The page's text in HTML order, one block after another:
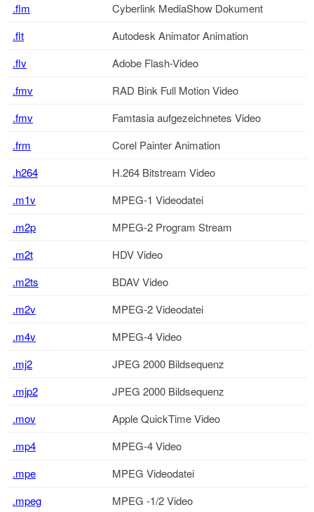
.flm
Cyberlink MediaShow Dokument
.flt
Autodesk Animator Animation
.flv
Adobe Flash-Video
.fmv
RAD Bink Full Motion Video
.fmv
Famtasia aufgezeichnetes Video
.frm
Corel Painter Animation
.h264
H.264 Bitstream Video
.m1v
MPEG-1 Videodatei
.m2p
MPEG-2 Program Stream
.m2t
HDV Video
.m2ts
BDAV Video
.m2v
MPEG-2 Videodatei
.m4v
MPEG-4 Video
.mj2
JPEG 2000 Bildsequenz
.mjp2
JPEG 2000 Bildsequenz
.mov
Apple QuickTime Video
.mp4
MPEG-4 Video
.mpe
MPEG Videodatei
.mpeg
MPEG -1/2 Video